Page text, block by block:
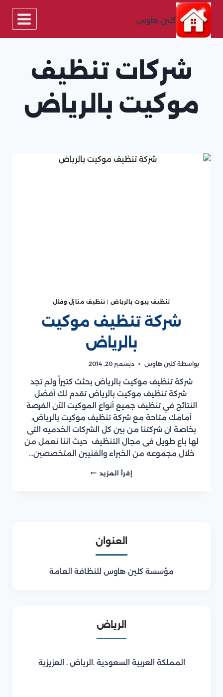
التجاوز
المحتوى
كلين هاوس
شركات تنظيف
موكيت بالرياض
تنظيف بيوت بالرياض| تنظيف منازل وفلل
شركة تنظيف موكيت
بالرياض
بواسطة كلين هاوس ديسمبر 20, 2014
شركة تنظيف موكيت بالرياض بحثت كتيراً ولم تجد
شركة تنظيف موكيت بالرياض تقدم لك أفضل
النتائج في تنظيف جميع أنواع الموكيت الآن الفرصة
أمامك متاحة مع شركة تنظيف موكيت بالرياض،
بخاصة ان شركتنا من بين كل الشركات الخدميه التى
لها باع طويل فى مجال التنظيف حيث اننا نعمل من
خلال مجموعه من الخبراء والفنيين المتخصصين…
إقرأ المزيد شركة
العنوان
مؤسسة كلين هاوس للنظافة العامة
الرياض
المملكة العربية السعودية .الرياض . العزيزية